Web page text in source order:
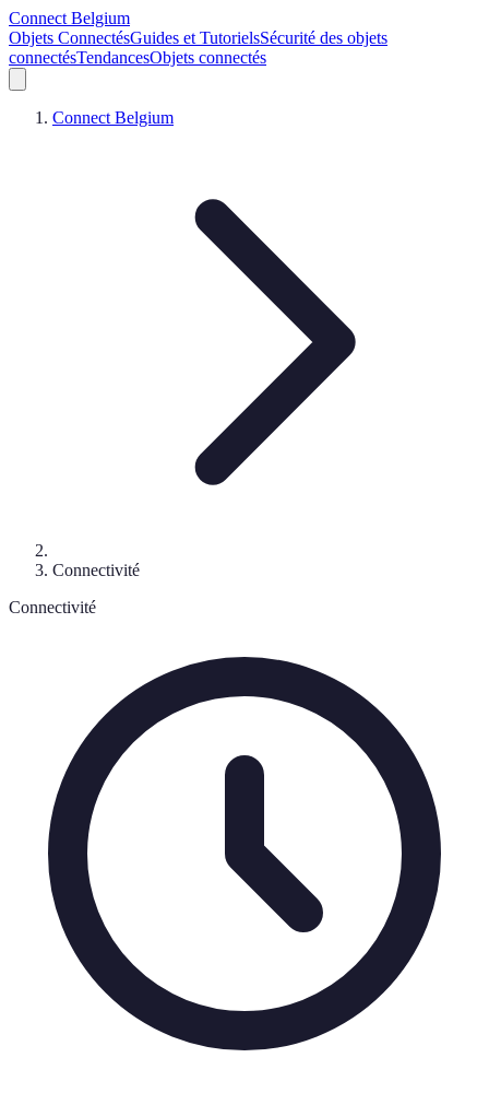
Connect Belgium
Objets ConnectésGuides et TutorielsSécurité des objets
connectésTendancesObjets connectés
Connect Belgium
Connectivité
Connectivité